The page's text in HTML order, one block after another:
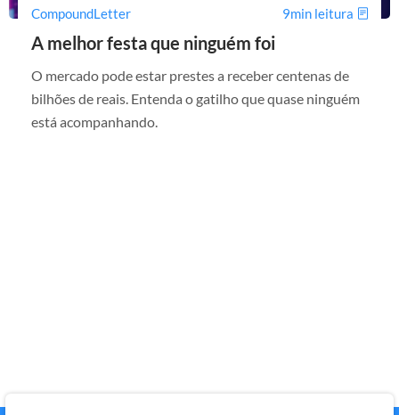
CompoundLetter 9min leitura
A melhor festa que ninguém foi
O mercado pode estar prestes a receber centenas de
bilhões de reais. Entenda o gatilho que quase ninguém
está acompanhando.